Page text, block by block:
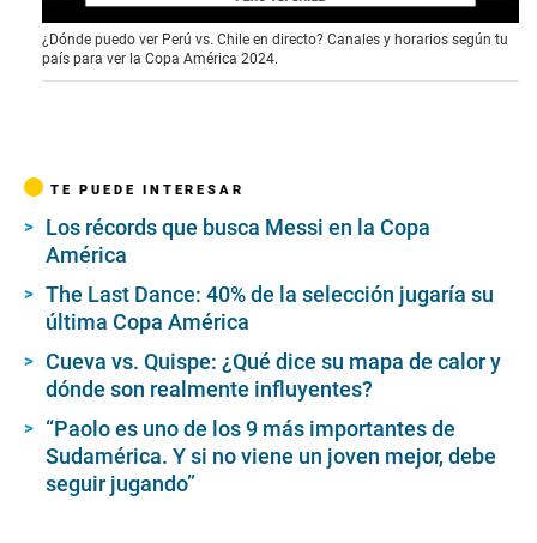
0
o
f
1
t
3
3
e
c
n
d
s
¿Dónde puedo ver Perú vs. Chile en directo? Canales y horarios según tu
país para ver la Copa América 2024.
TE PUEDE INTERESAR
Los récords que busca Messi en la Copa
América
The Last Dance: 40% de la selección jugaría su
última Copa América
Cueva vs. Quispe: ¿Qué dice su mapa de calor y
dónde son realmente influyentes?
“Paolo es uno de los 9 más importantes de
Sudamérica. Y si no viene un joven mejor, debe
seguir jugando”